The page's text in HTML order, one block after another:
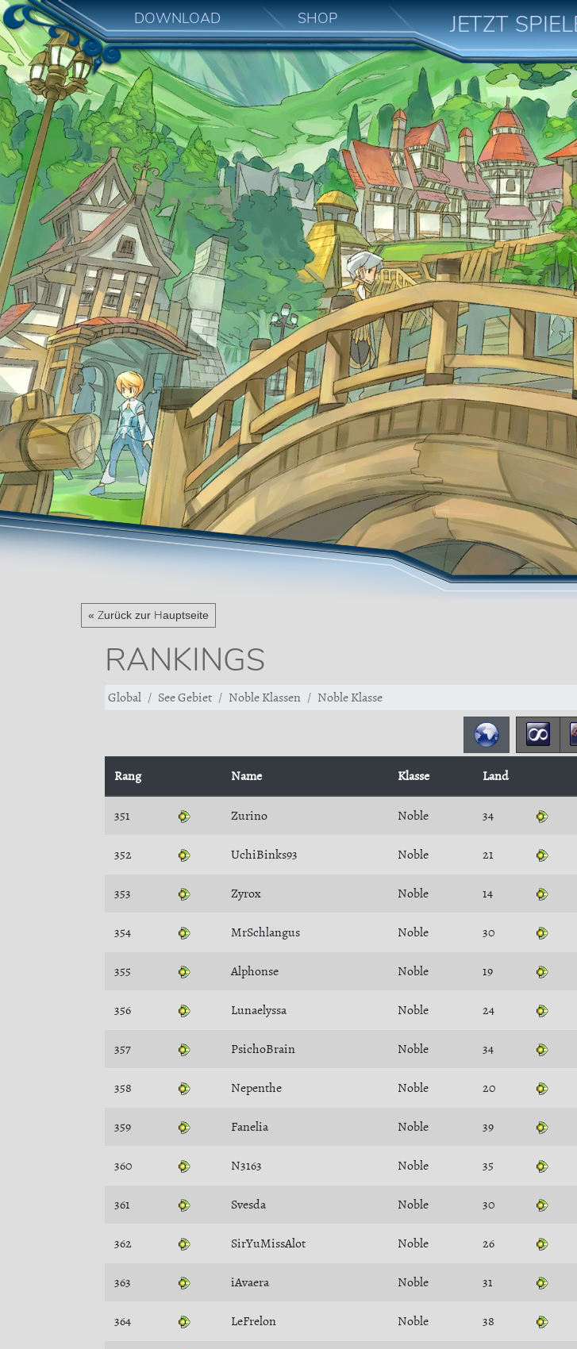
DOWNLOAD SHOP JETZT
« Zurück zur Hauptseite
RANKINGS
Global See Gebiet Noble Klassen Noble Klasse
Rang Name Klasse Land
351 Zurino Noble 34
352 UchiBinks93 Noble 21
353 Zyrox Noble 14
354 MrSchlangus Noble 30
355 Alphonse Noble 19
356 Lunaelyssa Noble 24
357 PsichoBrain Noble 34
358 Nepenthe Noble 20
359 Fanelia Noble 39
360 N3163 Noble 35
361 Svesda Noble 30
362 SirYuMissAlot Noble 26
363 iAvaera Noble 31
364 LeFrelon Noble 38